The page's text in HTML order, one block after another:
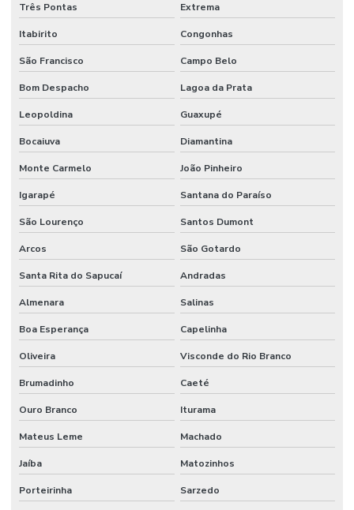
Três Pontas Extrema
Itabirito Congonhas
São Francisco Campo Belo
Bom Despacho Lagoa da Prata
Leopoldina Guaxupé
Bocaiuva Diamantina
Monte Carmelo João Pinheiro
Igarapé Santana do Paraíso
São Lourenço Santos Dumont
Arcos São Gotardo
Santa Rita do Sapucaí Andradas
Almenara Salinas
Boa Esperança Capelinha
Oliveira Visconde do Rio Branco
Brumadinho Caeté
Ouro Branco Iturama
Mateus Leme Machado
Jaíba Matozinhos
Porteirinha Sarzedo